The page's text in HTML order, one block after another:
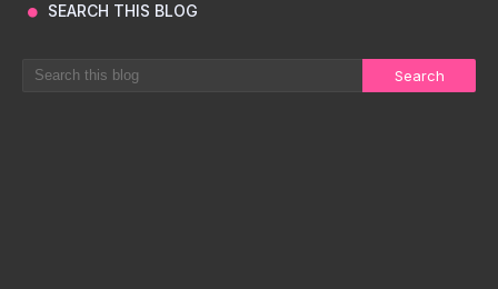
SEARCH THIS BLOG